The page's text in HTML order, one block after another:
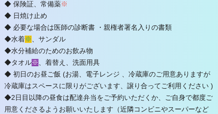
◆ 保険証、常備薬※
◆ 日焼け止め
◆ 必要な場合は医師の診断書 ・親権者署名入りの書類
◆水着※ 、サンダル
◆水分補給のためのお飲み物
◆タオル※ 、着替え、洗面用具
◆ 初日のお昼ご飯 (お湯、電子レンジ 、冷蔵庫のご用意ありますが
冷蔵庫はスペースに限りがございます、譲り合ってご利用ください )
◆2日目以降の昼食は配達弁当をご予約いただくか、ご自身で都度ご
用意くださるようお願いいたします（近隣コンビニやスーパーなど